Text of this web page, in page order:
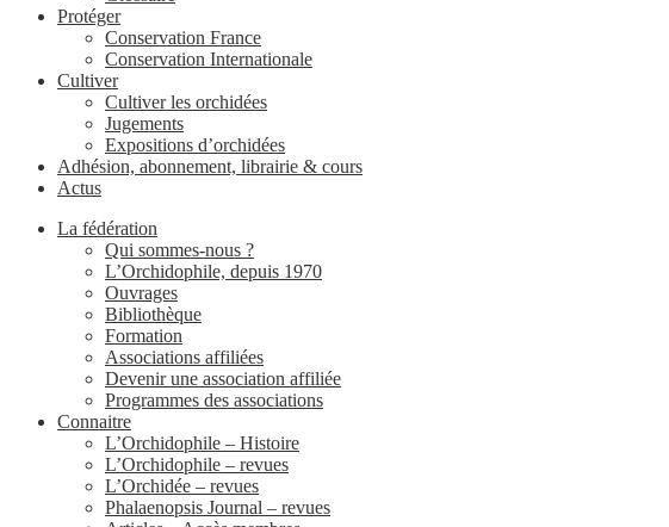
Protéger
Conservation France
Conservation Internationale
Cultiver
Cultiver les orchidées
Jugements
Expositions d’orchidées
Adhésion, abonnement, librairie & cours
Actus
La fédération
Qui sommes-nous ?
L’Orchidophile, depuis 1970
Ouvrages
Bibliothèque
Formation
Associations affiliées
Devenir une association affiliée
Programmes des associations
Connaitre
L’Orchidophile – Histoire
L’Orchidophile – revues
L’Orchidée – revues
Phalaenopsis Journal – revues